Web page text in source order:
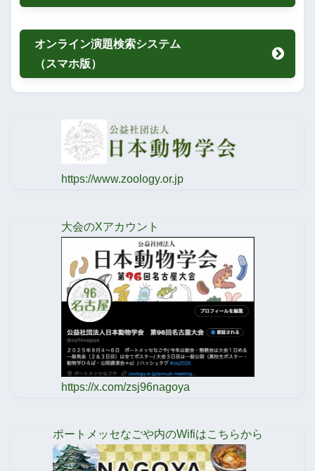
オンライン演題検索システム
（スマホ版）
https://www.zoology.or.jp
大会のXアカウント
https://x.com/zsj96nagoya
ポートメッセなごや内のWifiはこちらから